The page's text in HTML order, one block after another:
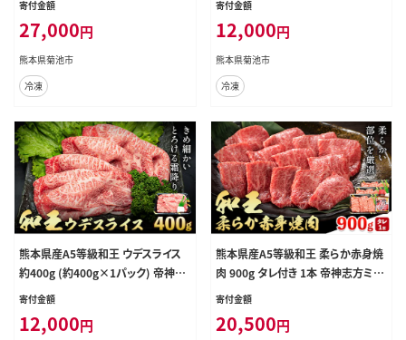
肉 お肉 和牛 くまもと黒毛和牛 熊本
県産 A5 和王 赤身 赤身肉 柔らか 厳
選 焼肉 志方のたれ---0149-3011---
寄付金額
27,000円
熊本県菊池市
冷凍
もと黒毛和牛 熊本県産 A5 和王 も
もスライス モモ肉 もも肉 スライス--
-0149-3019---
寄付金額
12,000円
熊本県菊池市
冷凍
熊本県産A5等級和王 ウデスライス
約400g (約400g×1パック) 帝神志
方ミート株式会社《90日以内に出荷
肉 肉 お肉 和牛 くまもと黒毛和牛 熊
寄付金額
12,000円
熊本県産A5等級和王 柔らか赤身焼
肉 900g タレ付き 1本 帝神志方ミー
ト株式会社《90日以内に出荷予定
肉 お肉 和牛 くまもと黒毛和牛 熊本
寄付金額
20,500円